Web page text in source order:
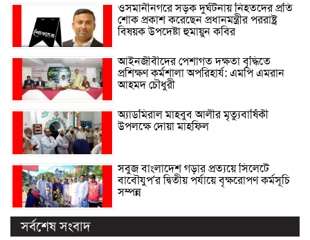
ওসমানীনগরে সড়ক দুর্ঘটনায় নিহতদের প্রতি
শোক প্রকাশ করেছেন প্রধানমন্ত্রীর পররাষ্ট্র
বিষয়ক উপদেষ্টা হুমায়ুন কবির
আইনজীবীদের পেশাগত দক্ষতা বৃদ্ধিতে
প্রশিক্ষণ কর্মশালা অপরিহার্য: এমপি এমরান
আহমদ চৌধুরী
অ্যাডমিরাল মাহবুব আলীর মৃত্যুবার্ষিকী
উপলক্ষে দোয়া মাহফিল
সবুজ বাংলাদেশ গড়ার প্রত্যয়ে সিলেটে
বাবৌযুপ’র দ্বিতীয় পর্যায়ে বৃক্ষরোপণ কর্মসূচি
সম্পন্ন
সর্বশেষ সংবাদ